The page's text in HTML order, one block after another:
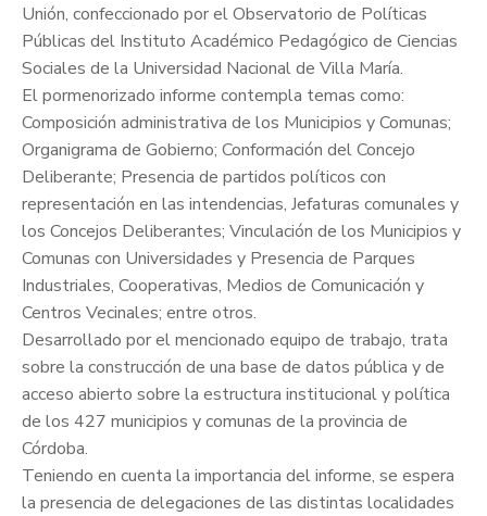
Unión, confeccionado por el Observatorio de Políticas
Públicas del Instituto Académico Pedagógico de Ciencias
Sociales de la Universidad Nacional de Villa María.
El pormenorizado informe contempla temas como:
Composición administrativa de los Municipios y Comunas;
Organigrama de Gobierno; Conformación del Concejo
Deliberante; Presencia de partidos políticos con
representación en las intendencias, Jefaturas comunales y
los Concejos Deliberantes; Vinculación de los Municipios y
Comunas con Universidades y Presencia de Parques
Industriales, Cooperativas, Medios de Comunicación y
Centros Vecinales; entre otros.
Desarrollado por el mencionado equipo de trabajo, trata
sobre la construcción de una base de datos pública y de
acceso abierto sobre la estructura institucional y política
de los 427 municipios y comunas de la provincia de
Córdoba.
Teniendo en cuenta la importancia del informe, se espera
la presencia de delegaciones de las distintas localidades